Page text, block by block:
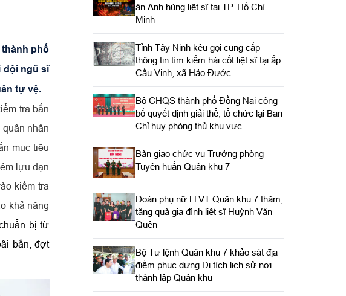
phố
đội ngũ sĩ
tự vệ.
tra bắn
nhân
mục tiêu
lựu đạn
kiểm tra
khả năng
bị từ
bắn, đợt
ân Anh hùng liệt sĩ tại TP. Hồ Chí
Minh
Tỉnh Tây Ninh kêu gọi cung cấp
thông tin tìm kiếm hài cốt liệt sĩ tại ấp
Cầu Vịnh, xã Hảo Đước
Bộ CHQS thành phố Đồng Nai công
bố quyết định giải thể, tổ chức lại Ban
Chỉ huy phòng thủ khu vực
Bàn giao chức vụ Trưởng phòng
Tuyên huấn Quân khu 7
Đoàn phụ nữ LLVT Quân khu 7 thăm,
tặng quà gia đình liệt sĩ Huỳnh Văn
Quên
Bộ Tư lệnh Quân khu 7 khảo sát địa
điểm phục dựng Di tích lịch sử nơi
thành lập Quân khu